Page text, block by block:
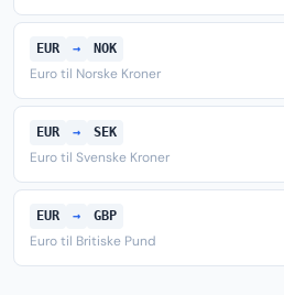
EUR → NOK
Euro til Norske Kroner
EUR → SEK
Euro til Svenske Kroner
EUR → GBP
Euro til Britiske Pund